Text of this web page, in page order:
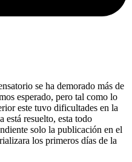
se ha demorado más de
esperado, pero tal como lo
este tuvo dificultades en la
está resuelto, esta todo
solo la publicación en el
los primeros días de la